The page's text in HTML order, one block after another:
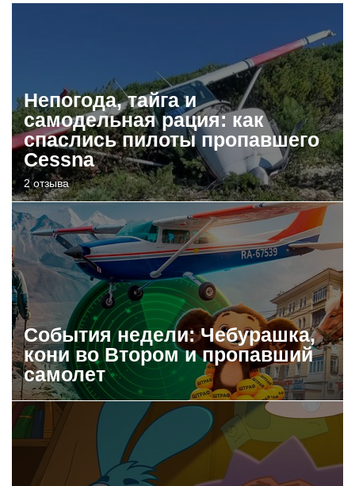
Непогода, тайга и
самодельная рация: как
спаслись пилоты пропавшего
Cessna
2 отзыва
События недели: Чебурашка,
кони во Втором и пропавший
самолет